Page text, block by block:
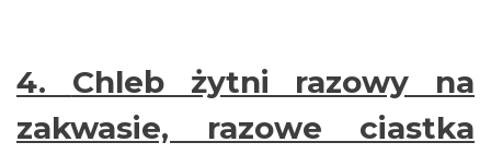
4. Chleb żytni razowy na
zakwasie, razowe ciastka